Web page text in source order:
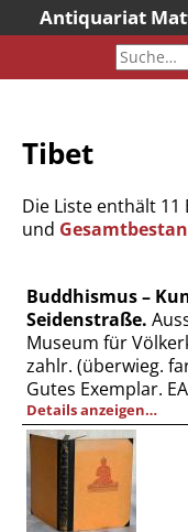
Antiquariat
Aktuelles
Neueingänge
Gesamtbestand
Sonderangebote
Newsletter
Über uns
Kontakt
Warenkorb
Versandkosten
AGB
Vertrag widerrufen
Tibet
Die Liste enthält 11
und
Buddhismus –
Seidenstraße.
Museum für
zahlr. (überwieg.
Gutes Exemplar.
Details anzeigen…